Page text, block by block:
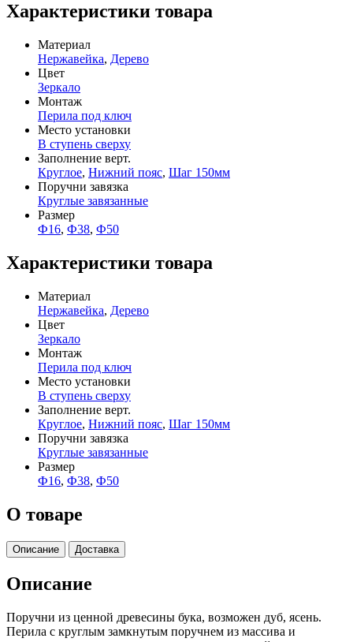
Характеристики товара
Материал
Нержавейка, Дерево
Цвет
Зеркало
Монтаж
Перила под ключ
Место установки
В ступень сверху
Заполнение верт.
Круглое, Нижний пояс, Шаг 150мм
Поручни завязка
Круглые завязанные
Размер
Ф16, Ф38, Ф50
Характеристики товара
Материал
Нержавейка, Дерево
Цвет
Зеркало
Монтаж
Перила под ключ
Место установки
В ступень сверху
Заполнение верт.
Круглое, Нижний пояс, Шаг 150мм
Поручни завязка
Круглые завязанные
Размер
Ф16, Ф38, Ф50
О товаре
Описание Доставка
Описание
Поручни из ценной древесины бука, возможен дуб, ясень.
Перила с круглым замкнутым поручнем из массива и